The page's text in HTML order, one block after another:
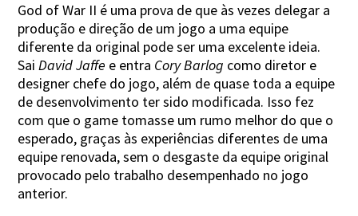
God of War II é uma prova de que às vezes delegar a
produção e direção de um jogo a uma equipe
diferente da original pode ser uma excelente ideia.
SaiDavid Jaffe e entra Cory Barlog como diretor e
designer chefe do jogo, além de quase toda a equipe
de desenvolvimento ter sido modificada. Isso fez
com que o game tomasse um rumo melhor do que o
esperado, graças às experiências diferentes de uma
equipe renovada, sem o desgaste da equipe original
provocado pelo trabalho desempenhado no jogo
anterior.